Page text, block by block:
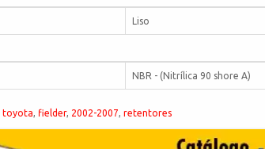
Liso
NBR - (Nitrílica 90 shore A)
toyota, fielder, 2002-2007, retentores